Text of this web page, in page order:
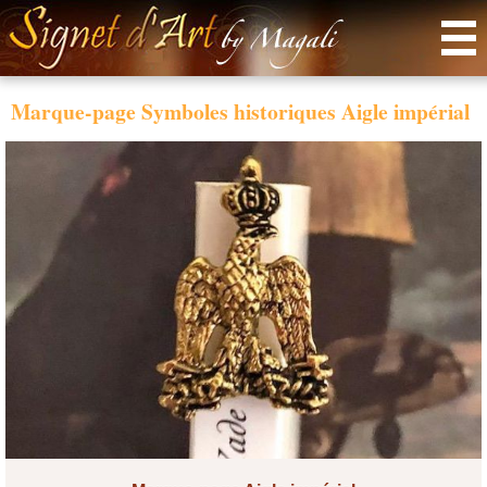
Marque-page Symboles historiques Aigle impérial